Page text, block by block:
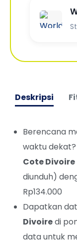
Deskripsi
Berencana
waktu
Cote Divoire
diunduh)
Rp134.000
Dapatkan
Divoiredi
data untuk